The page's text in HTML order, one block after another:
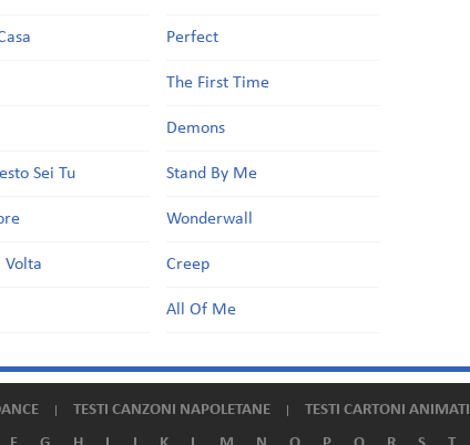
Sei Tu
Volta
Perfect
The First Time
Demons
Stand By Me
Wonderwall
Creep
All Of Me
TESTI CANZONI NAPOLETANE TESTI CARTONI ANIMATI